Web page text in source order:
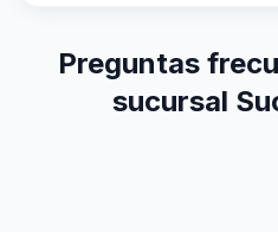
Preguntas
sucursal